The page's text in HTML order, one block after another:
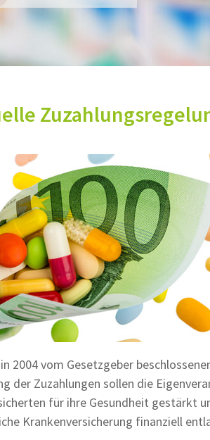
2004 vom Gesetzgeber
der Zuzahlungen sollen die
für ihre Gesundheit gestärkt
Krankenversicherung finanziell